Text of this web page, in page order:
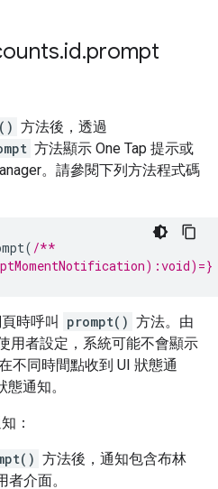
.id.prompt
方法後，透過
方法顯示 One Tap 提示或
。請參閱下列方法程式碼
( /**
時呼叫 prompt() 方法。由
用者設定，系統可能不會顯示
不同時間點收到 UI 狀態通
通知。
：
方法後，通知包含布林
介面。